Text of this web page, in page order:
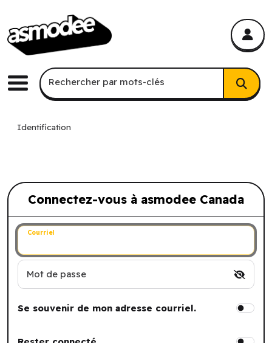
Menu
Recherche par mots-clés
Rechercher par mots-clés
Identification
Connectez-vous à asmodee Canada
Connectez-vous à asmodee Canada
Courriel
Mot de passe
Se souvenir de mon adresse courriel.